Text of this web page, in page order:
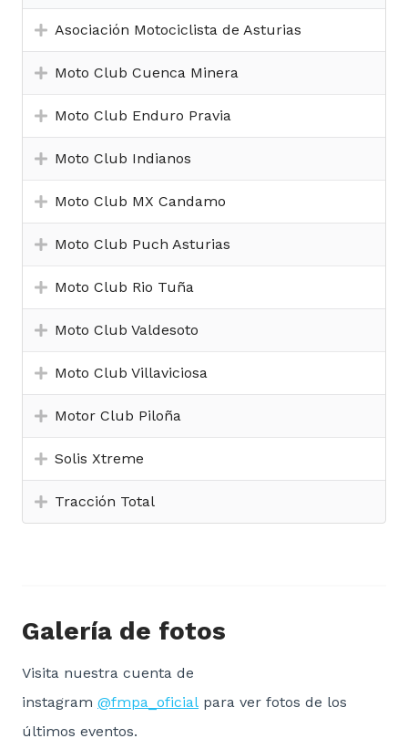
Asociación Motociclista de Asturias
Moto Club Cuenca Minera
Moto Club Enduro Pravia
Moto Club Indianos
Moto Club MX Candamo
Moto Club Puch Asturias
Moto Club Rio Tuña
Moto Club Valdesoto
Moto Club Villaviciosa
Motor Club Piloña
Solis Xtreme
Tracción Total
Galería de fotos
Visita nuestra cuenta de
instagram @fmpa_oficial para ver fotos de los
últimos eventos.